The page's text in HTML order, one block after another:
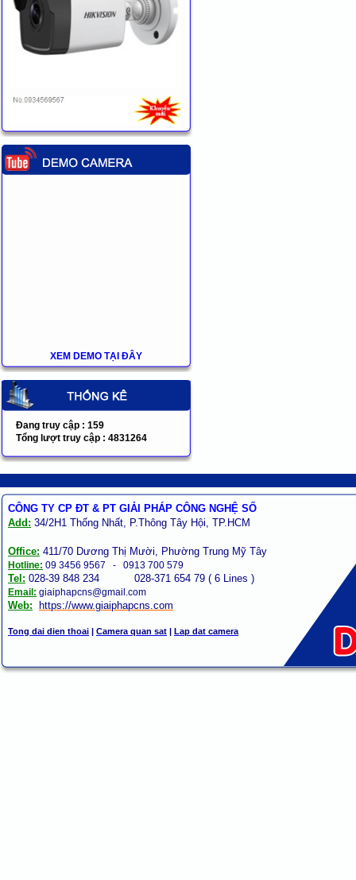
XEM DEMO TẠI ĐÂY
Đang truy cập : 159
Tổng lượt truy cập : 4831264
CÔNG TY CP ĐT & PT GIẢI PHÁP CÔNG NGHỆ SỐ
Add: 34/2H1 Thống Nhất, P.Thông Tây Hội, TP.HCM
Office: 411/70 Dương Thị Mười, Phường Trung Mỹ Tây
Hotline: 09 3456 9567 - 0913 700 579
Tel: 028-39 848 234 028-371 654 79 ( 6 Lines )
Email: giaiphapcns@gmail.com
Web: https://www.giaiphapcns.com
Tong dai dien thoai | Camera quan sat | Lap dat camera